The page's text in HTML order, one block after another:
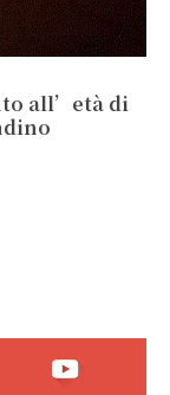
all’età di